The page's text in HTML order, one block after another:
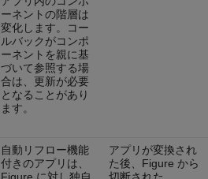
ーネントの階層は
変化します。コー
ルバックがコンポ
ーネントを親に基
づいて参照する場
合は、更新が必要
となることがあり
ます。
自動リフロー機能
付きのアプリは、
Figure に対し独自
アプリが変換され
た後、Figure から
切断された